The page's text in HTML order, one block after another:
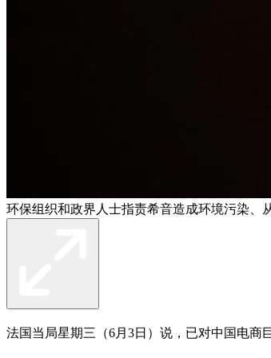
环保组织和政界人士指责希音造成环境污染、
法国当局星期三（6月3日）说，已对中国电商